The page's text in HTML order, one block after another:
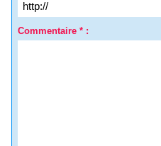
Commentaire * :